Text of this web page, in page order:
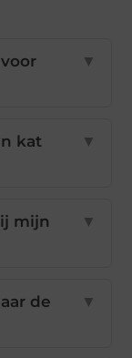
▼
kat
▼
mijn
▼
de
▼